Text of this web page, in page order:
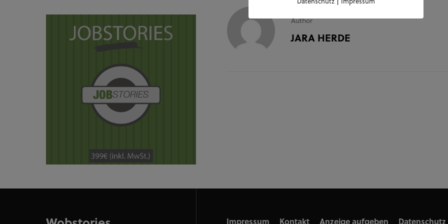
Author
JARA HERDE
Impressum Kontakt Anzeige aufgeben Datenschutz